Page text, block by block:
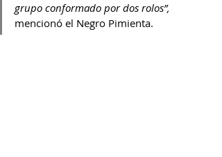
grupo conformado por dos rolos”,
mencionó el Negro Pimienta.